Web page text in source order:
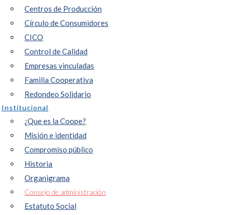
Centros de Producción
Círculo de Consumidores
CICO
Control de Calidad
Empresas vinculadas
Familia Cooperativa
Redondeo Solidario
Institucional
¿Que es la Coope?
Misión e identidad
Compromiso público
Historia
Organigrama
Consejo de administración
Estatuto Social